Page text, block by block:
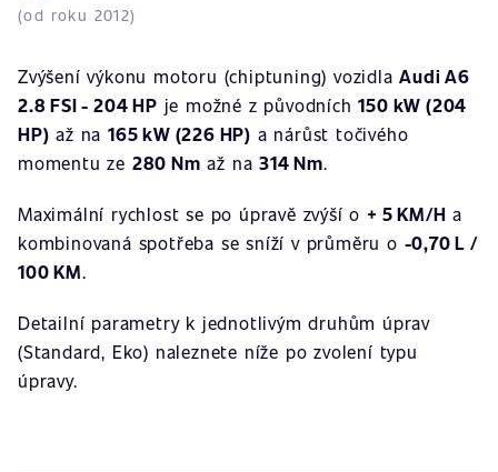
(od roku 2012)
Zvýšení výkonu motoru (chiptuning) vozidlaAudi A6
2.8 FSI - 204 HP je možné z původních150 kW (204
HP) až na165 kW (226 HP) a nárůst točivého
momentu ze 280 Nm až na314 Nm.
Maximální rychlost se po úpravě zvýší o + 5 KM/H a
kombinovaná spotřeba se sníží v průměru o -0,70 L /
100 KM.
Detailní parametry k jednotlivým druhům úprav
(Standard, Eko) naleznete níže po zvolení typu
úpravy.